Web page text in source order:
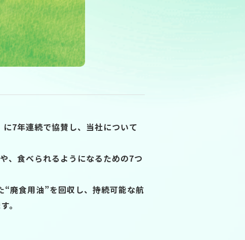
7年連続で協賛し、当社について
、食べられるようになるための7つ
“廃食用油”を回収し、持続可能な航
。